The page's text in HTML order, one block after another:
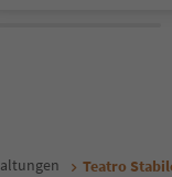
Teatro